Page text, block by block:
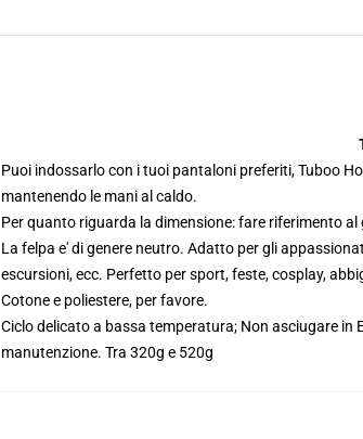
Puoi indossarlo con i tuoi pantaloni preferiti, Tuboo
mantenendo le mani al caldo.
Per quanto riguarda la dimensione: fare riferimento
La felpa e' di genere neutro. Adatto per gli
escursioni, ecc. Perfetto per sport, feste, cosplay,
Cotone e poliestere, per favore.
Ciclo delicato a bassa temperatura; Non asciugare
manutenzione. Tra 320g e 520g